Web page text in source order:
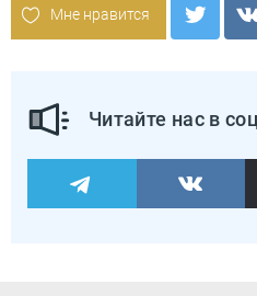
Мне нравится
Читайте нас в